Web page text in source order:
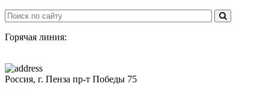
Горячая линия:
Россия, г. Пенза пр-т Победы 75